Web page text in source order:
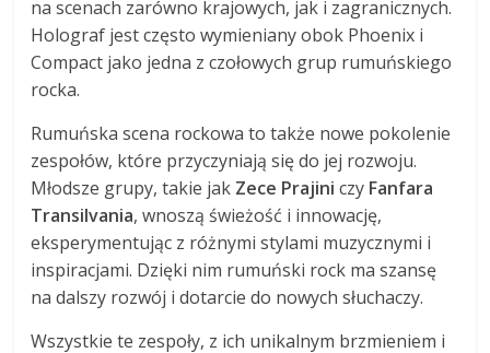
na scenach zarówno krajowych, jak i zagranicznych.
Holograf jest często wymieniany obok Phoenix i
Compact jako jedna z czołowych grup rumuńskiego
rocka.
Rumuńska scena rockowa to także nowe pokolenie
zespołów, które przyczyniają się do jej rozwoju.
Młodsze grupy, takie jak Zece Prajini czy Fanfara
Transilvania, wnoszą świeżość i innowację,
eksperymentując z różnymi stylami muzycznymi i
inspiracjami. Dzięki nim rumuński rock ma szansę
na dalszy rozwój i dotarcie do nowych słuchaczy.
Wszystkie te zespoły, z ich unikalnym brzmieniem i